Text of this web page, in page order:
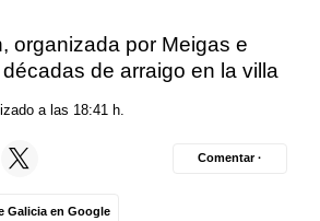
organizada por Meigas e
de arraigo en la villa
a las 18:41 h.
Galicia en Google
Comentar ·